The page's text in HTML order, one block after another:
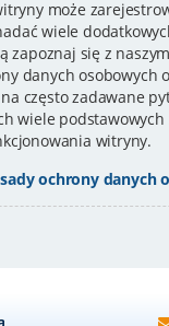
może
wiele
zapoznaj się z
danych osobowych
często zadawane
wiele podstawowych
witryny.
ochrony danych